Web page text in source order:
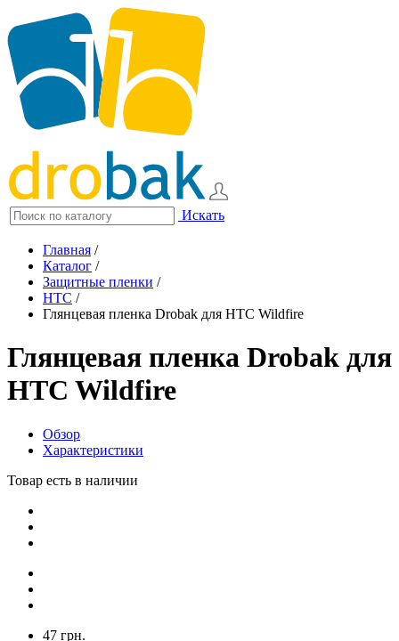
Искать
Главная /
Каталог /
Защитные пленки /
HTC /
Глянцевая пленка Drobak для HTC Wildfire
Глянцевая пленка Drobak для
HTC Wildfire
Обзор
Характеристики
Товар есть в наличии
47 грн.